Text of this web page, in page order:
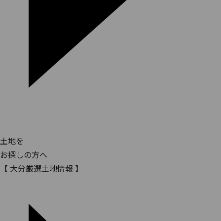
土地を
お探しの方へ
【 大分厳選土地情報 】